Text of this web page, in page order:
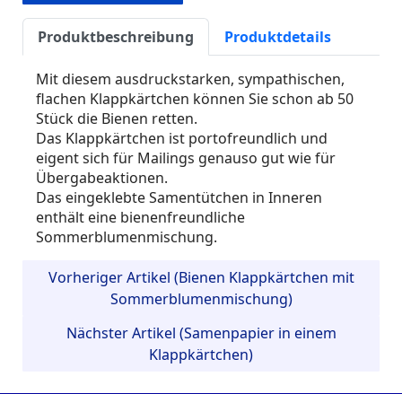
Produktbeschreibung Produktdetails
Mit diesem ausdruckstarken, sympathischen,
flachen Klappkärtchen können Sie schon ab 50
Stück die Bienen retten.
Das Klappkärtchen ist portofreundlich und
eigent sich für Mailings genauso gut wie für
Übergabeaktionen.
Das eingeklebte Samentütchen in Inneren
enthält eine bienenfreundliche
Sommerblumenmischung.
Vorheriger Artikel (Bienen Klappkärtchen mit
Sommerblumenmischung)
Nächster Artikel (Samenpapier in einem
Klappkärtchen)